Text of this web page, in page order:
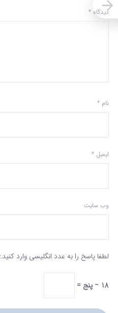
دیدگاه *
نام *
ایمیل *
وب‌ سایت
لطفا پاسخ را به عدد انگلیسی وارد کنید:
18 − پنج =